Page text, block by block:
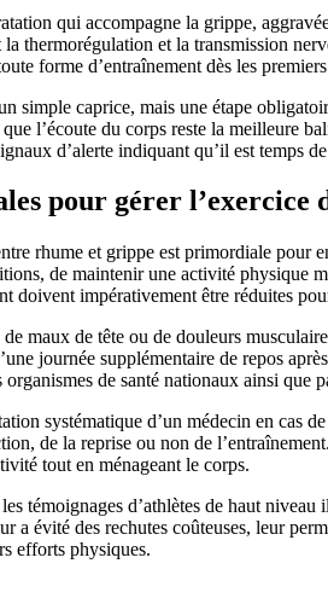
qui accompagne la grippe,
thermorégulation et la transmission
forme d’entraînement dès les
simple caprice, mais une étape
l’écoute du corps reste la meilleure
d’alerte indiquant qu’il est temps
pour gérer
rhume et grippe est primordiale pour
de maintenir une activité physique
doivent impérativement être réduites
maux de tête ou de douleurs
journée supplémentaire de repos
de santé nationaux ainsi
systématique d’un médecin en cas
de la reprise ou non de
tout en ménageant le corps.
témoignages d’athlètes de haut
a évité des rechutes coûteuses, leur
efforts physiques.